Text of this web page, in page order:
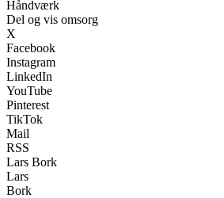
Håndværk
Del og vis omsorg
X
Facebook
Instagram
LinkedIn
YouTube
Pinterest
TikTok
Mail
RSS
Lars Bork
Lars
Bork